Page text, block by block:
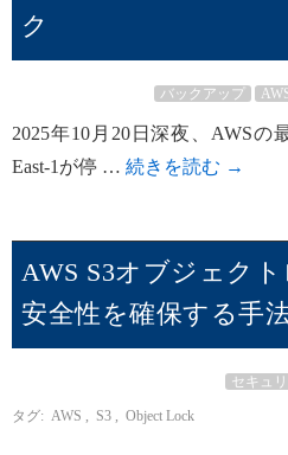
ク
バックアップ
2025年10月20日深夜、AWSの
East-1が停 … 続きを読む →
AWS S3オブジェク
安全性を確保する手
セキュ
タグ: AWS S3 Object Lock